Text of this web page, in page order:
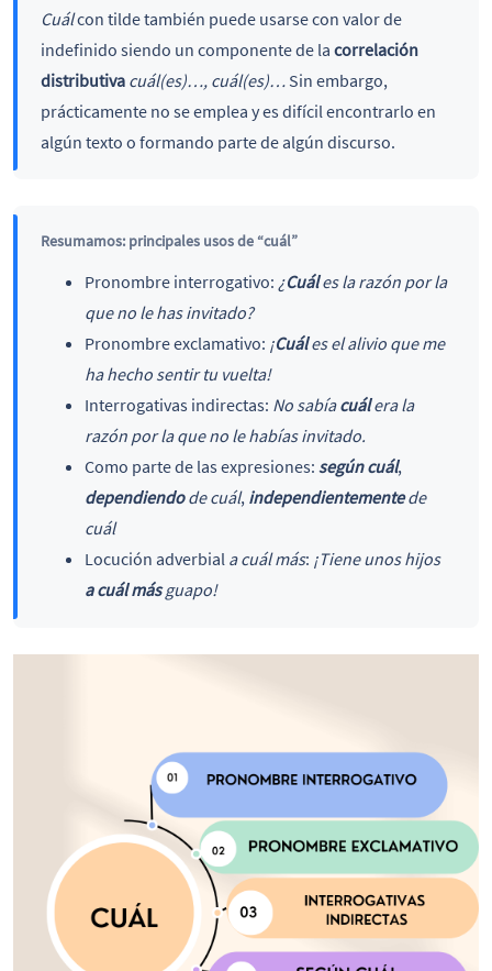
Cuálcon tilde también puede usarse con valor de
indefinido siendo un componente de la correlación
distributiva cuál(es)…, cuál(es)…Sin embargo,
prácticamente no se emplea y es difícil encontrarlo en
algún texto o formando parte de algún discurso.
Resumamos: principales usos de “cuál”
Pronombre interrogativo: ¿Cuáles la razón por la
que no le has invitado?
Pronombre exclamativo: ¡Cuáles el alivio que me
ha hecho sentir tu vuelta!
Interrogativas indirectas: No sabíacuálera la
razón por la que no le habías invitado.
Como parte de las expresiones: según cuál,
dependiendode cuál, independientementede
cuál
Locución adverbial a cuál más: ¡Tiene unos hijos
a cuál másguapo!